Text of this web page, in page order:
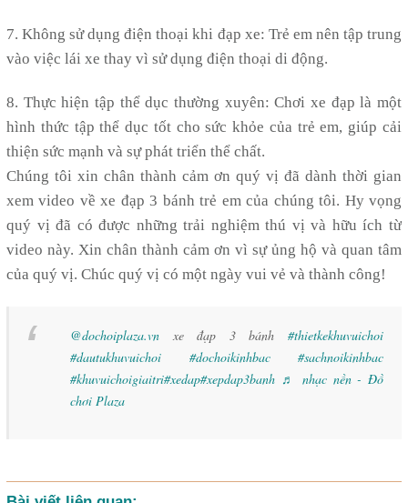
7. Không sử dụng điện thoại khi đạp xe: Trẻ em nên tập trung
vào việc lái xe thay vì sử dụng điện thoại di động.
8. Thực hiện tập thể dục thường xuyên: Chơi xe đạp là một
hình thức tập thể dục tốt cho sức khỏe của trẻ em, giúp cải
thiện sức mạnh và sự phát triển thể chất.
Chúng tôi xin chân thành cảm ơn quý vị đã dành thời gian
xem video về xe đạp 3 bánh trẻ em của chúng tôi. Hy vọng
quý vị đã có được những trải nghiệm thú vị và hữu ích từ
video này. Xin chân thành cảm ơn vì sự ủng hộ và quan tâm
của quý vị. Chúc quý vị có một ngày vui vẻ và thành công!
@dochoiplaza.vn xe đạp 3 bánh #thietkekhuvuichoi
#dautukhuvuichoi
#dochoikinhbac
#sachnoikinhbac
#khuvuichoigiaitri#xedap#xepdap3banh ♬ nhạc nền - Đồ
chơi Plaza